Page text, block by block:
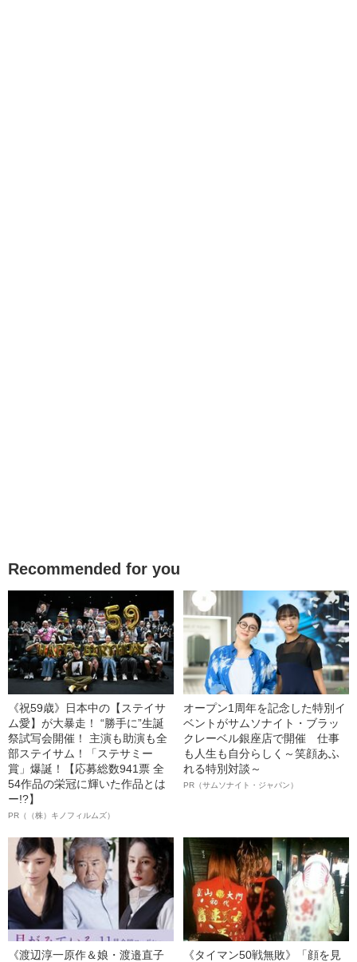
Recommended for you
《祝59歳》日本中の【ステイサ
ム愛】が大暴走！ “勝手に”生誕
祭試写会開催！ 主演も助演も全
部ステイサム！「ステサミー
賞」爆誕！【応募総数941票 全
54作品の栄冠に輝いた作品とは
ー!?】
PR（（株）キノフィルムズ）
オープン1周年を記念した特別イ
ベントがサムソナイト・ブラッ
クレーベル銀座店で開催 仕事
も人生も自分らしく～笑顔あふ
れる特別対談～
PR（サムソナイト・ジャパン）
《渡辺淳一原作＆娘・渡邉直子
《タイマン50戦無敗》「顔を見